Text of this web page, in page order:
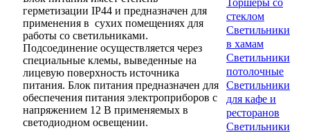
герметизации IP44 и предназначен для
применения в сухих помещениях для
работы со светильниками.
Подсоединение осуществляется через
специальные клемы, выведенные на
лицевую поверхность источника
питания. Блок питания предназначен для
обеспечения питания электроприборов с
напряжением 12 В применяемых в
светодиодном освещении.
Торшеры со
стеклом
Светильники
в хамам
Светильники
потолочные
Светильники
для кафе и
ресторанов
Светильники